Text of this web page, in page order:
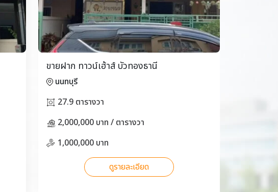
ขายฝาก ทาวน์เฮ้าส์ บัวทองธานี
นนทบุรี
27.9 ตารางวา
2,000,000 บาท / ตารางวา
1,000,000 บาท
ดูรายละเอียด